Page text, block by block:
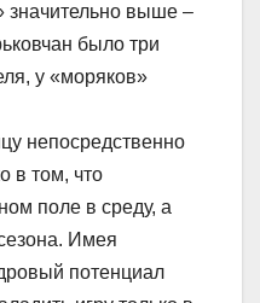
значительно выше –
было три
у «моряков»
непосредственно
в том, что
поле в среду, а
Имея
потенциал